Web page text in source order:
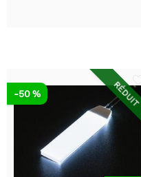
RÉDUIT
-50 %